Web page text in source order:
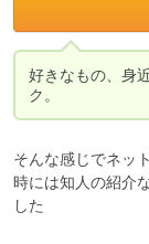
好きなもの、身
ク。
そんな感じでネッ
時には知人の紹介
した